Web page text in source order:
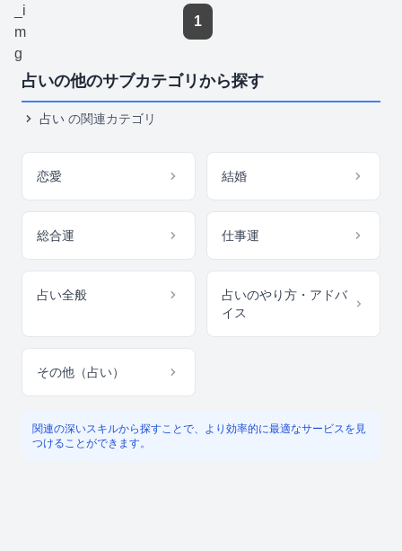
1
占いの他のサブカテゴリから探す
占い の関連カテゴリ
恋愛 結婚
総合運 仕事運
占い全般
占いのやり方・アドバ
イス
その他（占い）
関連の深いスキルから探すことで、より効率的に最適なサービスを見
つけることができます。